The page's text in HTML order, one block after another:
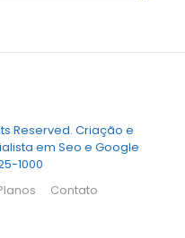
Reserved. Criação e
em Seo e Google
1000
Contato